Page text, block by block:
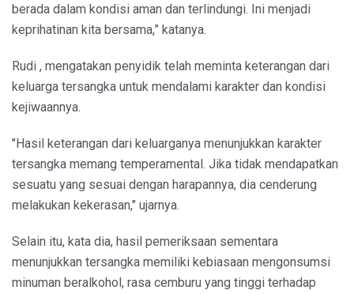
berada dalam kondisi aman dan terlindungi. Ini menjadi
keprihatinan kita bersama,” katanya.
Rudi , mengatakan penyidik telah meminta keterangan dari
keluarga tersangka untuk mendalami karakter dan kondisi
kejiwaannya.
"Hasil keterangan dari keluarganya menunjukkan karakter
tersangka memang temperamental. Jika tidak mendapatkan
sesuatu yang sesuai dengan harapannya, dia cenderung
melakukan kekerasan," ujarnya.
Selain itu, kata dia, hasil pemeriksaan sementara
menunjukkan tersangka memiliki kebiasaan mengonsumsi
minuman beralkohol, rasa cemburu yang tinggi terhadap